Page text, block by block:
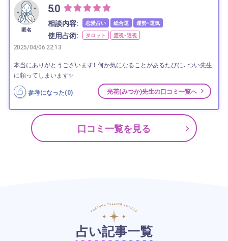
匿名
5.0
相談内容: 恋愛占い 総合運 運勢・運気
使用占術: タロット 霊視・透視
2025/04/06 22:13
本当にありがとうございます！ 何か気になることがあるたびに、 つい先生
に頼ってしまいます✨
参考になった(0) 光花(みつか)先生の口コミ一覧へ
口コミ一覧を見る
占い記事一覧